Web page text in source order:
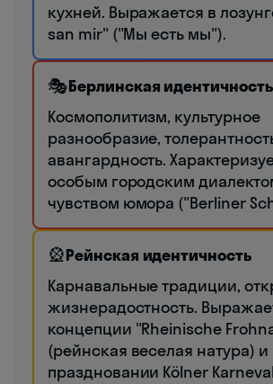
кухней. Выражается в
san mir" ("Мы есть мы").
🎭Берлинская идентичность
Космополитизм, культурное
разнообразие,
авангардность.
особым городским
чувством юмора ("Berliner
🎡Рейнская идентичность
Карнавальные традиции,
жизнерадостность.
концепции "Rheinische
(рейнская веселая натура) и
праздновании Kölner